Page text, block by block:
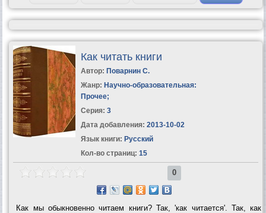
Как читать книги
Автор: Поварнин С.
Жанр: Научно-образовательная:
Прочее;
Серия: 3
Дата добавления: 2013-10-02
Язык книги: Русский
Кол-во страниц: 15
0
Как мы обыкновенно читаем книги? Так, 'как читается'. Так, как